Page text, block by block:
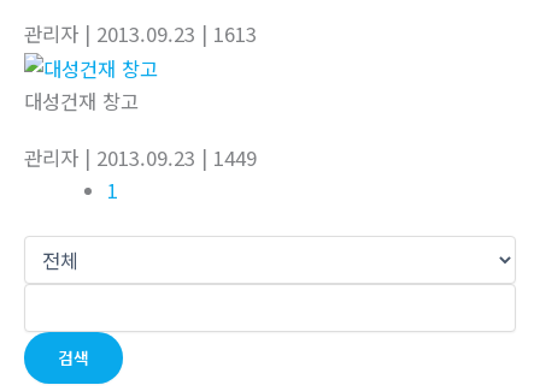
관리자 | 2013.09.23 | 1613
대성건재 창고
관리자 | 2013.09.23 | 1449
1
검색